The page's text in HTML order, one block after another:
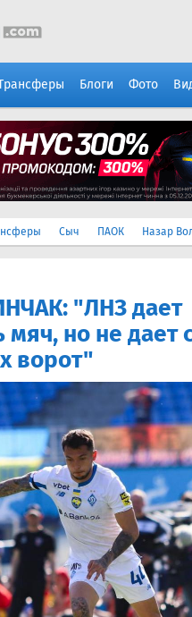
Блоги Фото
Сыч ПАОК Назар
"ЛНЗ дает
но не дает
ворот"